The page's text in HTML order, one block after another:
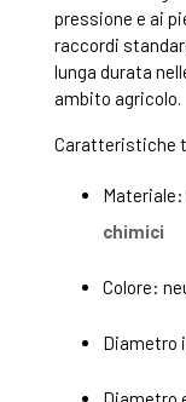
pressione e ai
raccordi
lunga durata
ambito agricolo.
Caratteristiche
Materiale:
chimici
Colore:
Diametro